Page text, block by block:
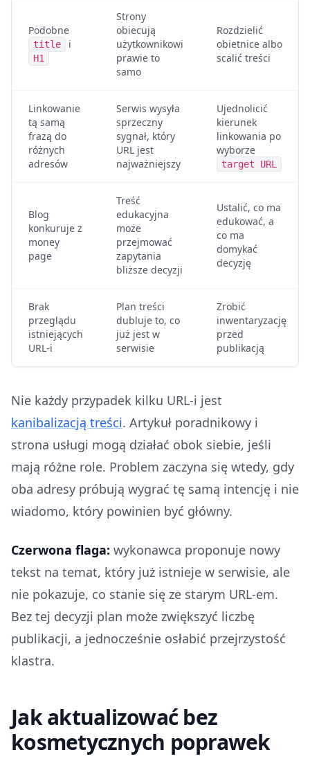
Podobne
title i
H1
Strony
obiecują
użytkownikowi
prawie to
samo
Rozdzielić
obietnice albo
scalić treści
Linkowanie
tą samą
frazą do
różnych
adresów
Serwis wysyła
sprzeczny
sygnał, który
URL jest
najważniejszy
Ujednolicić
kierunek
linkowania po
wyborze
target URL
Blog
konkuruje z
money
page
Treść
edukacyjna
może
przejmować
zapytania
bliższe decyzji
Ustalić, co ma
edukować, a
co ma
domykać
decyzję
Brak
przeglądu
istniejących
URL-i
Plan treści
dubluje to, co
już jest w
serwisie
Zrobić
inwentaryzację
przed
publikacją
Nie każdy przypadek kilku URL-i jest
kanibalizacją treści. Artykuł poradnikowy i
strona usługi mogą działać obok siebie, jeśli
mają różne role. Problem zaczyna się wtedy, gdy
oba adresy próbują wygrać tę samą intencję i nie
wiadomo, który powinien być główny.
Czerwona flaga: wykonawca proponuje nowy
tekst na temat, który już istnieje w serwisie, ale
nie pokazuje, co stanie się ze starym URL-em.
Bez tej decyzji plan może zwiększyć liczbę
publikacji, a jednocześnie osłabić przejrzystość
klastra.
Jak aktualizować bez
kosmetycznych poprawek